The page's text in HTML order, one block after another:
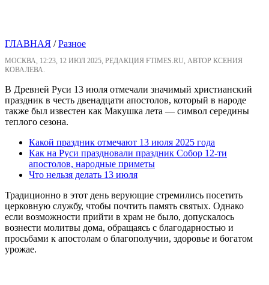
ГЛАВНАЯ /Разное
МОСКВА, 12:23, 12 ИЮЛ 2025, РЕДАКЦИЯ FTIMES.RU, АВТОР КСЕНИЯ
КОВАЛЕВА.
В Древней Руси 13 июля отмечали значимый христианский
праздник в честь двенадцати апостолов, который в народе
также был известен как Макушка лета — символ середины
теплого сезона.
Какой праздник отмечают 13 июля 2025 года
Как на Руси праздновали праздник Собор 12-ти
апостолов, народные приметы
Что нельзя делать 13 июля
Традиционно в этот день верующие стремились посетить
церковную службу, чтобы почтить память святых. Однако
если возможности прийти в храм не было, допускалось
вознести молитвы дома, обращаясь с благодарностью и
просьбами к апостолам о благополучии, здоровье и богатом
урожае.